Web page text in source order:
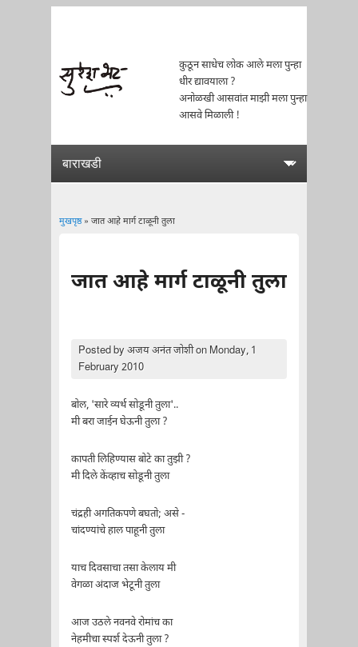
कुठून साधेच लोक आले मला पुन्हा
धीर द्यावयाला ?
अनोळखी आसवांत माझी मला पुन्हा
आसवे मिळाली !
मुखपृष्ठ» जात आहे मार्ग टाळूनी तुला
जात आहे मार्ग टाळूनी तुला
Posted byअजय अनंत जोशीon Monday, 1
February 2010
बोल, 'सारे व्यर्थ सोडूनी तुला'..
मी बरा जाईन घेऊनी तुला ?
कापती लिहिण्यास बोटे का तुझी ?
मी दिले केंव्हाच सोडूनी तुला
चंद्रही अगतिकपणे बघतो; असे -
चांदण्यांचे हाल पाहूनी तुला
याच दिवसाचा तसा केलाय मी
वेगळा अंदाज भेटूनी तुला
आज उठले नवनवे रोमांच का
नेहमीचा स्पर्श देऊनी तुला ?